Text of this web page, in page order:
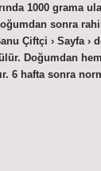
1000 grama
sonra
Çiftçi › Sayfa ›
Doğumdan
6 hafta sonra